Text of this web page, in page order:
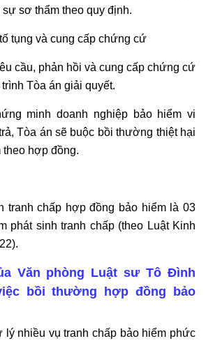
sơ thẩm theo quy định.
tụng và cung cấp chứng cứ
cầu, phản hồi và cung cấp chứng cứ
Tòa án giải quyết.
minh doanh nghiệp bảo hiểm vi
Tòa án sẽ buộc bồi thường thiệt hại
theo hợp đồng.
tranh chấp hợp đồng bảo hiểm là 03
phát sinh tranh chấp (theo Luật Kinh
Văn phòng Luật sư Tô Đình
bồi thường hợp đồng bảo
nhiều vụ tranh chấp bảo hiểm phức